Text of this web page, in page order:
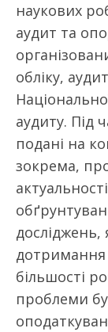
наукових
аудит та
обліку,
аудиту. Під
подані на
зокрема,
досліджень,
більшості
проблеми